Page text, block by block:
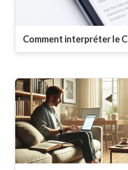
Comment interpréter le